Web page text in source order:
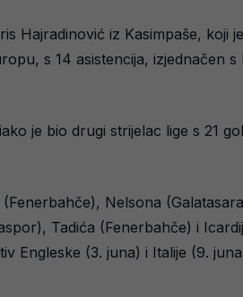
Hajradinović iz Kasimpaše, koji
s 14 asistencija, izjednačen s
je bio drugi strijelac lige s 21
Nelsona
Tadića (Fenerbahče) i
Engleske (3. juna) i Italije (9.